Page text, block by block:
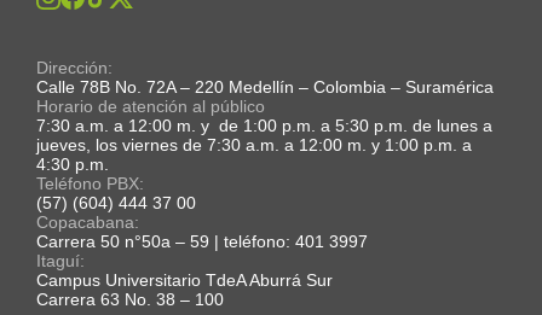
Dirección:
Calle 78B No. 72A – 220 Medellín – Colombia – Suramérica
Horario de atención al público
7:30 a.m. a 12:00 m. y de 1:00 p.m. a 5:30 p.m. de lunes a
jueves, los viernes de 7:30 a.m. a 12:00 m. y 1:00 p.m. a
4:30 p.m.
Teléfono PBX:
(57) (604) 444 37 00
Copacabana:
Carrera 50 n°50a – 59 | teléfono: 401 3997
Itaguí:
Campus Universitario TdeA Aburrá Sur
Carrera 63 No. 38 – 100